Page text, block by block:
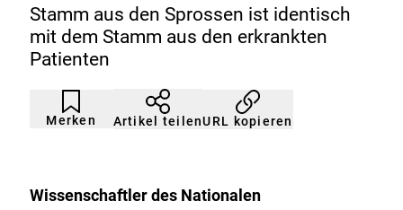
Stamm aus den Sprossen ist identisch
mit dem Stamm aus den erkrankten
Patienten
Merken
Artikel
nicht
gemerkt
Durch
Klicken
der
Artikel teilenURL kopieren
Wissenschaftler des Nationalen